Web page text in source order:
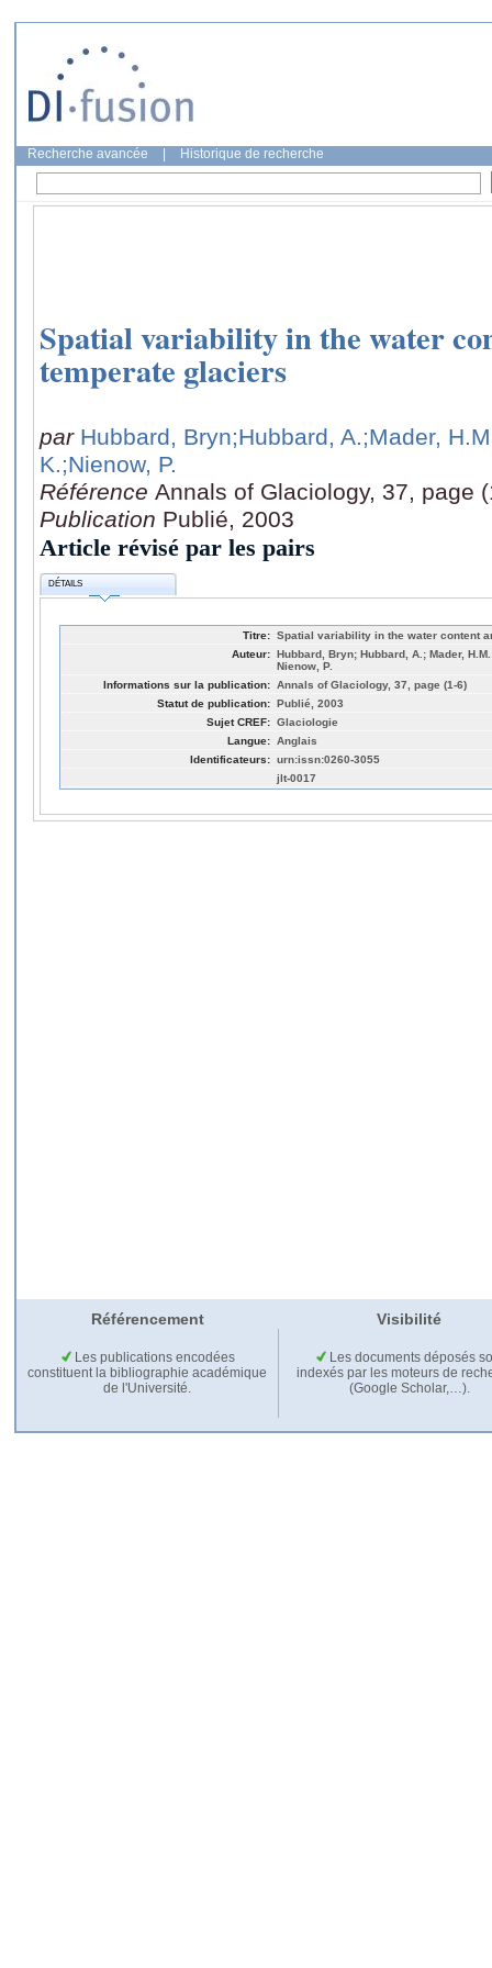
Recherche avancée Historique de recherche
Spatial variability in the water
temperate glaciers
par Hubbard, Bryn;Hubbard, A.;Mader,
K.;Nienow, P.
Référence Annals of Glaciology, 37, page
Publication Publié, 2003
Article révisé par les pairs
DÉTAILS
Titre: Spatial variability in the water content
Auteur: Hubbard, Bryn; Hubbard, A.; Mader,
Nienow, P.
Informations sur la publication: Annals of Glaciology, 37, page (1-6)
Statut de publication: Publié, 2003
Sujet CREF: Glaciologie
Langue: Anglais
Identificateurs: urn:issn:0260-3055
jlt-0017
Référencement Visibilité
Les publications encodées
constituent la bibliographie académique
de l'Université.
Les documents déposés
indexés par les moteurs de
(Google Scholar,…).